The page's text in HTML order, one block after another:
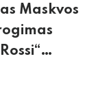
Maskvos